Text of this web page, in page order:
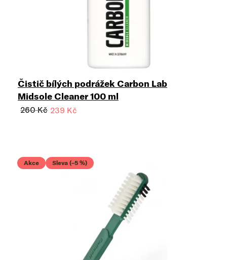
Čistič bílých podrážek Carbon Lab
Midsole Cleaner 100 ml
260 Kč 239 Kč
Akce Sleva (–5 %)